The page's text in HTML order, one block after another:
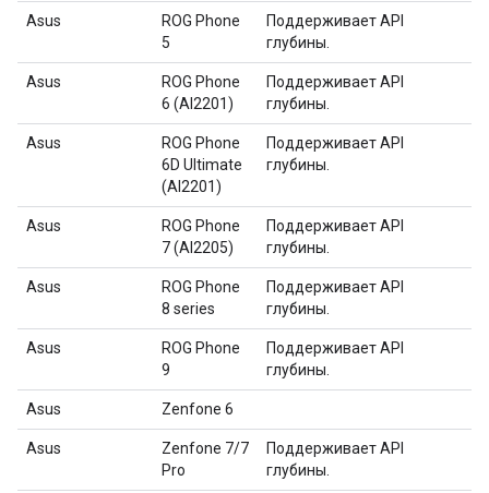
Asus
ROG Phone
5
Поддерживает API
глубины.
Asus
ROG Phone
6 (AI2201)
Поддерживает API
глубины.
Asus
ROG Phone
6D Ultimate
(AI2201)
Поддерживает API
глубины.
Asus
ROG Phone
7 (AI2205)
Поддерживает API
глубины.
Asus
ROG Phone
8 series
Поддерживает API
глубины.
Asus
ROG Phone
9
Поддерживает API
глубины.
Asus Zenfone 6
Asus
Zenfone 7/7
Pro
Поддерживает API
глубины.